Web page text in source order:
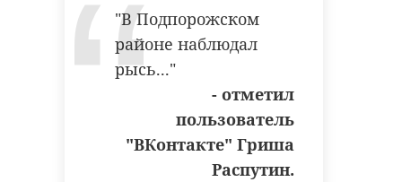
"В Подпорожском
районе наблюдал
рысь..."
- отметил
пользователь
"ВКонтакте" Гриша
Распутин.
дтп ям-ижорское шоссе
смертельная авария
Поделиться статьей: